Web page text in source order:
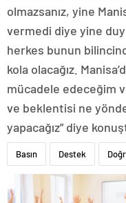
olmazsanız, yine
vermedi diye yine
herkes bunun
kola olacağız.
mücadele edeceğim
ve beklentisi ne
yapacağız” diye
Basın Destek